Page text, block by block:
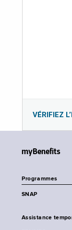
VÉRIFIEZ
myBenefits
Programmes
SNAP
Assistance